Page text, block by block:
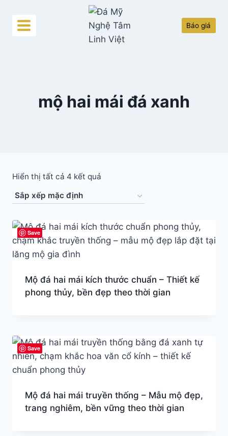
content
Báo giá
mộ hai mái đá xanh
Hiển thị tất cả 4 kết quả
Save
Mộ đá hai mái kích thước chuẩn – Thiết kế
phong thủy, bền đẹp theo thời gian
Save
Mộ đá hai mái truyền thống – Mẫu mộ đẹp,
trang nghiêm, bền vững theo thời gian